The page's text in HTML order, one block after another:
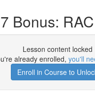
Bonus:
Lesson content locked
already enrolled, you'll
Enroll in Course to